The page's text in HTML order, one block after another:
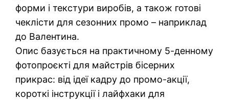
форми і текстури виробів, а також готові
чеклісти для сезонних промо – наприклад
до Валентина.
Опис базується на практичному 5-денному
фотопроєкті для майстрів бісерних
прикрас: від ідеї кадру до промо-акції,
короткі інструкції і лайфхаки для